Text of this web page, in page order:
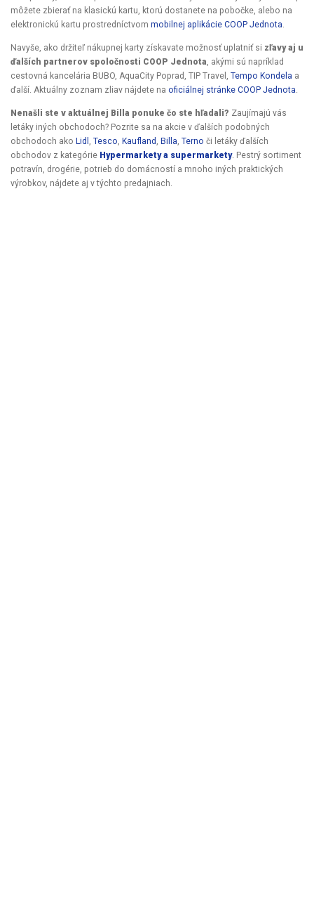
môžete zbierať na klasickú kartu, ktorú dostanete na pobočke, alebo na
elektronickú kartu prostredníctvom mobilnej aplikácie COOP Jednota.
Navyše, ako držiteľ nákupnej karty získavate možnosť uplatniť si zľavy aj u
ďalších partnerov spoločnosti COOP Jednota , akými sú napríklad
cestovná kancelária BUBO, AquaCity Poprad, TIP Travel, Tempo Kondela a
ďalší. Aktuálny zoznam zliav nájdete na oficiálnej stránke COOP Jednota
Nenašli ste v aktuálnej Billa ponuke čo ste hľadali? Zaujímajú vás
letáky iných obchodoch? Pozrite sa na akcie v ďalších podobných
obchodoch ako Lidl Tesco Kaufland Billa Terno či letáky ďalších
obchodov z kategórie Hypermarkety a supermarkety. Pestrý sortiment
potravín, drogérie, potrieb do domácností a mnoho iných praktických
výrobkov, nájdete aj v týchto predajniach.